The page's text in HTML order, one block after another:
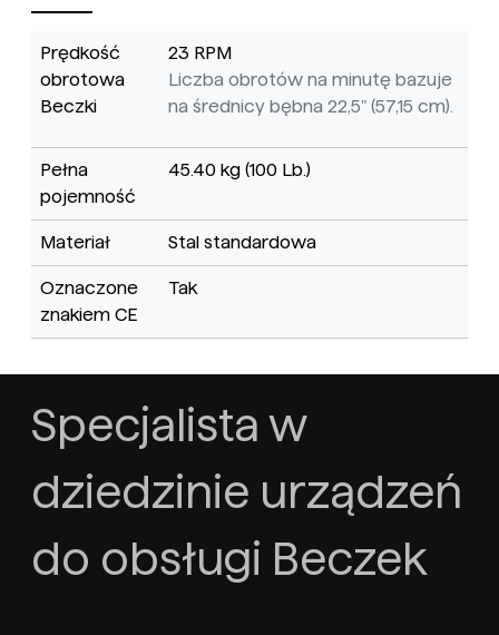
Prędkość
obrotowa
Beczki
23 RPM
Liczba obrotów na minutę bazuje
na średnicy bębna 22,5" (57,15 cm).
Pełna
pojemność
45.40 kg (100 Lb.)
Materiał Stal standardowa
Oznaczone
znakiem CE
Tak
Specjalista w
dziedzinie urządzeń
do obsługi Beczek